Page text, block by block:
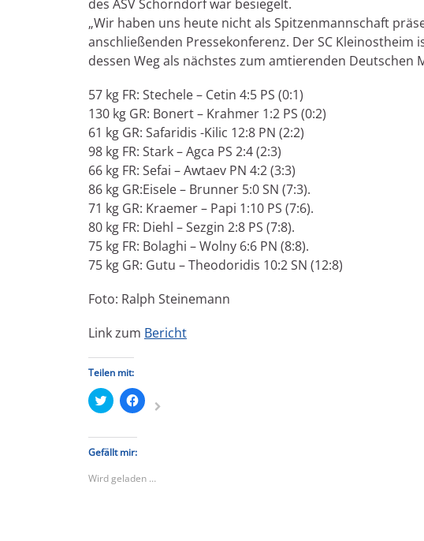
des ASV Schorndorf war besiegelt.
„Wir haben uns heute nicht als Spitzenmannschaft
anschließenden Pressekonferenz. Der SC
dessen Weg als nächstes zum amtierenden Deutschen
57 kg FR: Stechele – Cetin 4:5 PS (0:1)
130 kg GR: Bonert – Krahmer 1:2 PS (0:2)
61 kg GR: Safaridis -Kilic 12:8 PN (2:2)
98 kg FR: Stark – Agca PS 2:4 (2:3)
66 kg FR: Sefai – Awtaev PN 4:2 (3:3)
86 kg GR:Eisele – Brunner 5:0 SN (7:3).
71 kg GR: Kraemer – Papi 1:10 PS (7:6).
80 kg FR: Diehl – Sezgin 2:8 PS (7:8).
75 kg FR: Bolaghi – Wolny 6:6 PN (8:8).
75 kg GR: Gutu – Theodoridis 10:2 SN (12:8)
Foto: Ralph Steinemann
Link zum Bericht
Teilen mit:
Klick,
um
zu
teilen
(Wird
neuem
Klick,
um
neuem
Gefällt mir:
Wird geladen …